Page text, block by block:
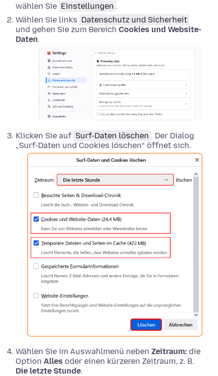
wählen Sie Einstellungen .
Wählen Sie links Datenschutz und Sicherheit
und gehen Sie zum Bereich Cookies und Website-
Daten.
Klicken Sie auf Surf-Daten löschen . Der Dialog
„Surf-Daten und Cookies löschen“ öffnet sich.
Wählen Sie im Auswahlmenü neben Zeitraum: die
Option Alles oder einen kürzeren Zeitraum, z. B.
Die letzte Stunde.